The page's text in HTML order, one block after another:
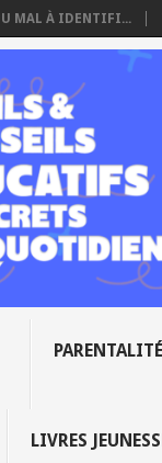
MAL À IDENTIFI...
PARENTALITÉ
LIVRES